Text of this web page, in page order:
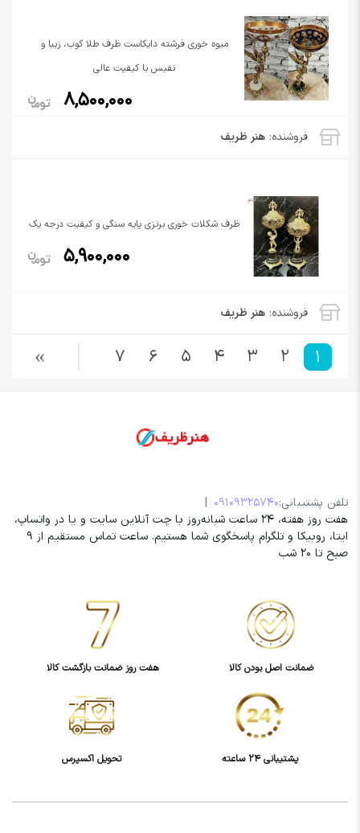
فروشنده: هنر ظریف
میوه خوری فرشته دایکاست ظرف طلا کوب، زیبا و
نفیس با کیفیت عالی
8,500,000
فروشنده: هنر ظریف
ظرف شکلات خوری برنزی پایه سنگی و کیفیت درجه یک
5,900,000
1
2
3
4
5
6
7
تلفن پشتیبانی:09109325740
|
هفت روز هفته، 24 ساعت شبانه‌روز با چت آنلاین سایت و یا در واتساپ،
ایتا، روبیکا و تلگرام پاسخگوی شما هستیم. ساعت تماس مستقیم از 9
صبح تا 20 شب
ضمانت اصل بودن کالا هفت روز ضمانت بازگشت کالا
پشتیبانی 24 ساعته تحویل اکسپرس